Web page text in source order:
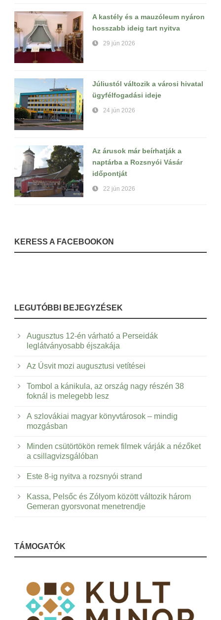
A kastély és a mauzóleum nyáron
hosszabb ideig tart nyitva
29 jún 2026
Júliustól változik a városi hivatal
ügyfélfogadási ideje
24 jún 2026
Az árusok már beírhatják a
naptárba a Rozsnyói Vásár
időpontját
22 jún 2026
KERESS A FACEBOOKON
LEGUTÓBBI BEJEGYZÉSEK
Augusztus 12-én várható a Perseidák
leglátványosabb éjszakája
Az Úsvit mozi augusztusi vetítései
Tombol a kánikula, az ország nagy részén 38
foknál is melegebb lesz
A szlovákiai magyar könyvtárosok – mindig
mozgásban
Minden csütörtökön remek filmek várják a nézőket
a csillagvizsgálóban
Este 8-ig nyitva a rozsnyói strand
Kassa, Pelsőc és Zólyom között változik három
Gemeran gyorsvonat menetrendje
TÁMOGATÓK